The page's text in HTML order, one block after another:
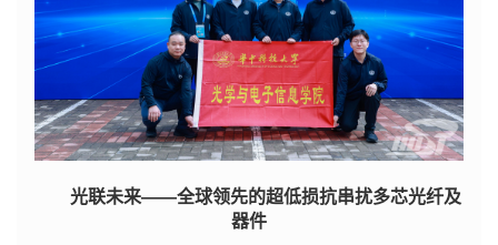
光联未来——全球领先的超低损抗串扰多芯光纤及
器件